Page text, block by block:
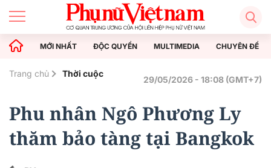
MỚI NHẤT ĐỘC QUYỀN MULTIMEDIA CHUYÊN ĐỀ
Trang chủ Thời cuộc
29/05/2026 - 18:08 (GMT+7)
Phu nhân Ngô Phương Ly
thăm bảo tàng tại Bangkok